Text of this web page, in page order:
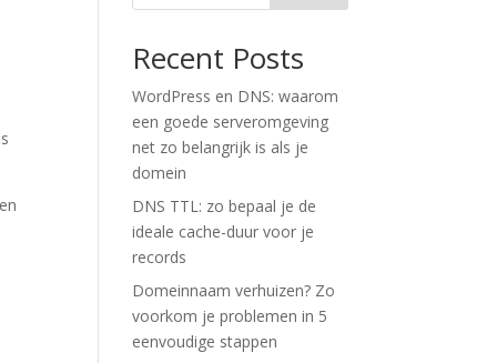
Recent Posts
WordPress en DNS: waarom
een goede serveromgeving
net zo belangrijk is als je
domein
DNS TTL: zo bepaal je de
ideale cache-duur voor je
records
Domeinnaam verhuizen? Zo
voorkom je problemen in 5
eenvoudige stappen